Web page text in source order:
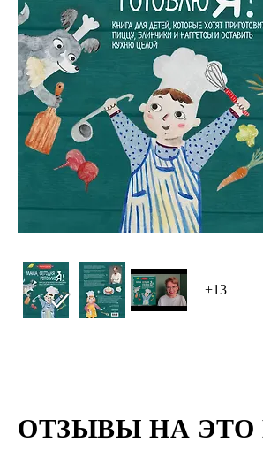
+13
ОТЗЫВЫ НА ЭТО